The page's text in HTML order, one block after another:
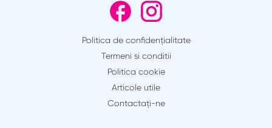
Politica de confidențialitate
Termeni si conditii
Politica cookie
Articole utile
Contactaţi-ne